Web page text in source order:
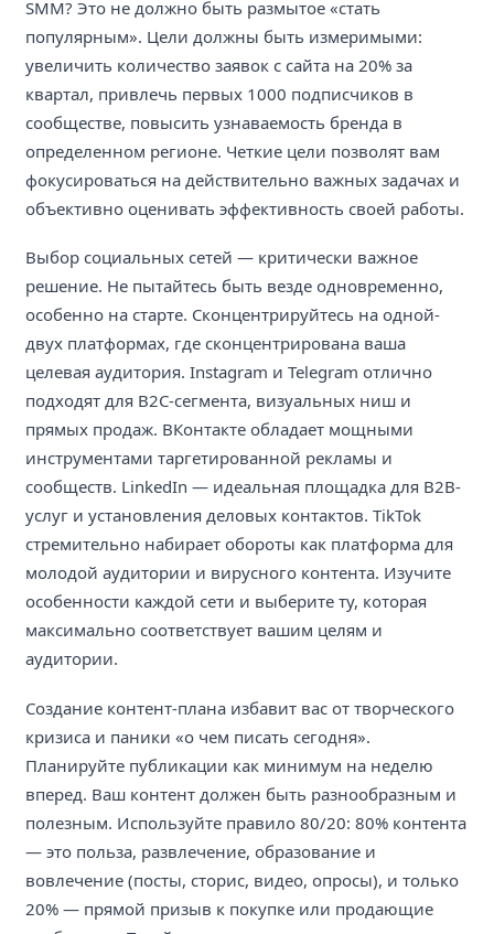
SMM? Это не должно быть размытое «стать
популярным». Цели должны быть измеримыми:
увеличить количество заявок с сайта на 20% за
квартал, привлечь первых 1000 подписчиков в
сообществе, повысить узнаваемость бренда в
определенном регионе. Четкие цели позволят вам
фокусироваться на действительно важных задачах и
объективно оценивать эффективность своей работы.
Выбор социальных сетей — критически важное
решение. Не пытайтесь быть везде одновременно,
особенно на старте. Сконцентрируйтесь на одной-
двух платформах, где сконцентрирована ваша
целевая аудитория. Instagram и Telegram отлично
подходят для B2C-сегмента, визуальных ниш и
прямых продаж. ВКонтакте обладает мощными
инструментами таргетированной рекламы и
сообществ. LinkedIn — идеальная площадка для B2B-
услуг и установления деловых контактов. TikTok
стремительно набирает обороты как платформа для
молодой аудитории и вирусного контента. Изучите
особенности каждой сети и выберите ту, которая
максимально соответствует вашим целям и
аудитории.
Создание контент-плана избавит вас от творческого
кризиса и паники «о чем писать сегодня».
Планируйте публикации как минимум на неделю
вперед. Ваш контент должен быть разнообразным и
полезным. Используйте правило 80/20: 80% контента
— это польза, развлечение, образование и
вовлечение (посты, сторис, видео, опросы), и только
20% — прямой призыв к покупке или продающие